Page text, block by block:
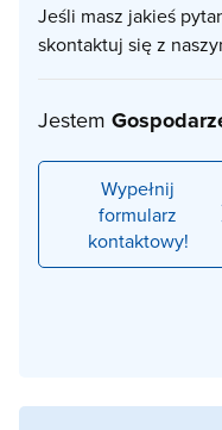
Jeśli masz jakieś
skontaktuj się z
Jestem
Wypełnij
formularz
kontaktowy!